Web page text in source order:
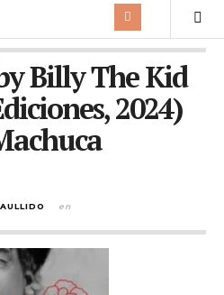
Billy The Kid
2024)
en